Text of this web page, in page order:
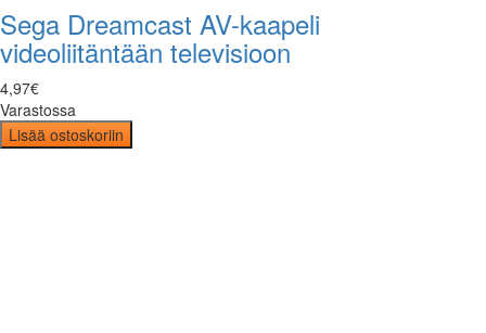
Sega Dreamcast AV-kaapeli
videoliitäntään televisioon
4,97€
Varastossa
Lisää ostoskoriin